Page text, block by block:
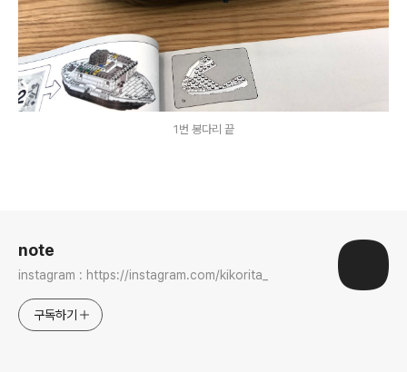
1번 봉다리 끝
note
instagram : https://instagram.com/kikorita_
구독하기